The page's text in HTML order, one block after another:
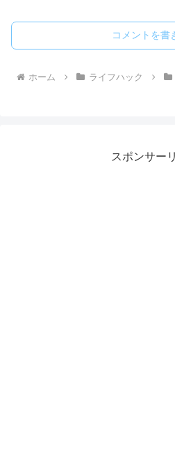
コメントを書
ホーム ライフハック
スポンサー